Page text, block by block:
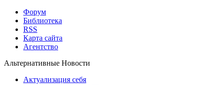
Форум
Библиотека
RSS
Карта сайта
Агентство
Альтернативные Новости
Актуализация себя